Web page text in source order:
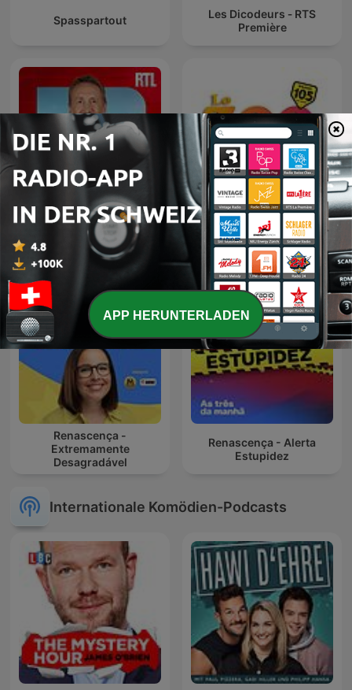
Spasspartout
Les Dicodeurs ‐ RTS
Première
L'œil de Philippe
Caverivière
Lo Zoo di 105
Renascença -
Extremamente
Desagradável
Renascença - Alerta
Estupidez
Internationale Komödien-Podcasts
APP HERUNTERLADEN